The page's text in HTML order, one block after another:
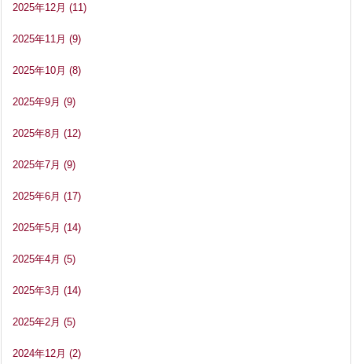
2025年12月 (11)
2025年11月 (9)
2025年10月 (8)
2025年9月 (9)
2025年8月 (12)
2025年7月 (9)
2025年6月 (17)
2025年5月 (14)
2025年4月 (5)
2025年3月 (14)
2025年2月 (5)
2024年12月 (2)